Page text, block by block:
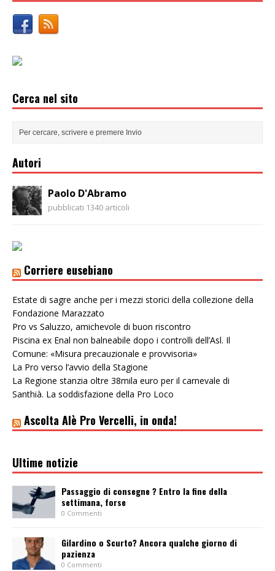
Cerca nel sito
Autori
Paolo D'Abramo
pubblicati 1340 articoli
Corriere eusebiano
Estate di sagre anche per i mezzi storici della collezione della
Fondazione Marazzato
Pro vs Saluzzo, amichevole di buon riscontro
Piscina ex Enal non balneabile dopo i controlli dell’Asl. Il
Comune: «Misura precauzionale e provvisoria»
La Pro verso l’avvio della Stagione
La Regione stanzia oltre 38mila euro per il carnevale di
Santhià. La soddisfazione della Pro Loco
Ascolta Alè Pro Vercelli, in onda!
Ultime notizie
Passaggio di consegne ? Entro la fine della
settimana, forse
0 Commenti
Gilardino o Scurto? Ancora qualche giorno di
pazienza
0 Commenti